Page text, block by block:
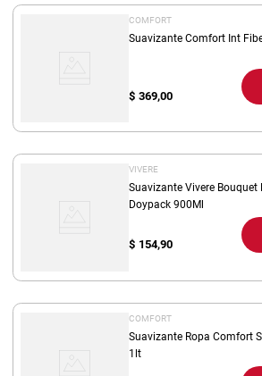
COMFORT
Suavizante Comfort Int
$ 369,00
VIVERE
Suavizante Vivere Bouquet
Doypack 900Ml
$ 154,90
COMFORT
Suavizante Ropa Comfort
1lt